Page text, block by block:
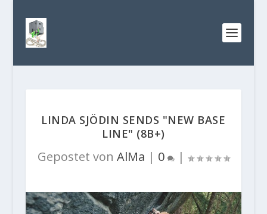
LINDA SJÖDIN SENDS "NEW BASE
LINE" (8B+)
Gepostet von AlMa | 0 |